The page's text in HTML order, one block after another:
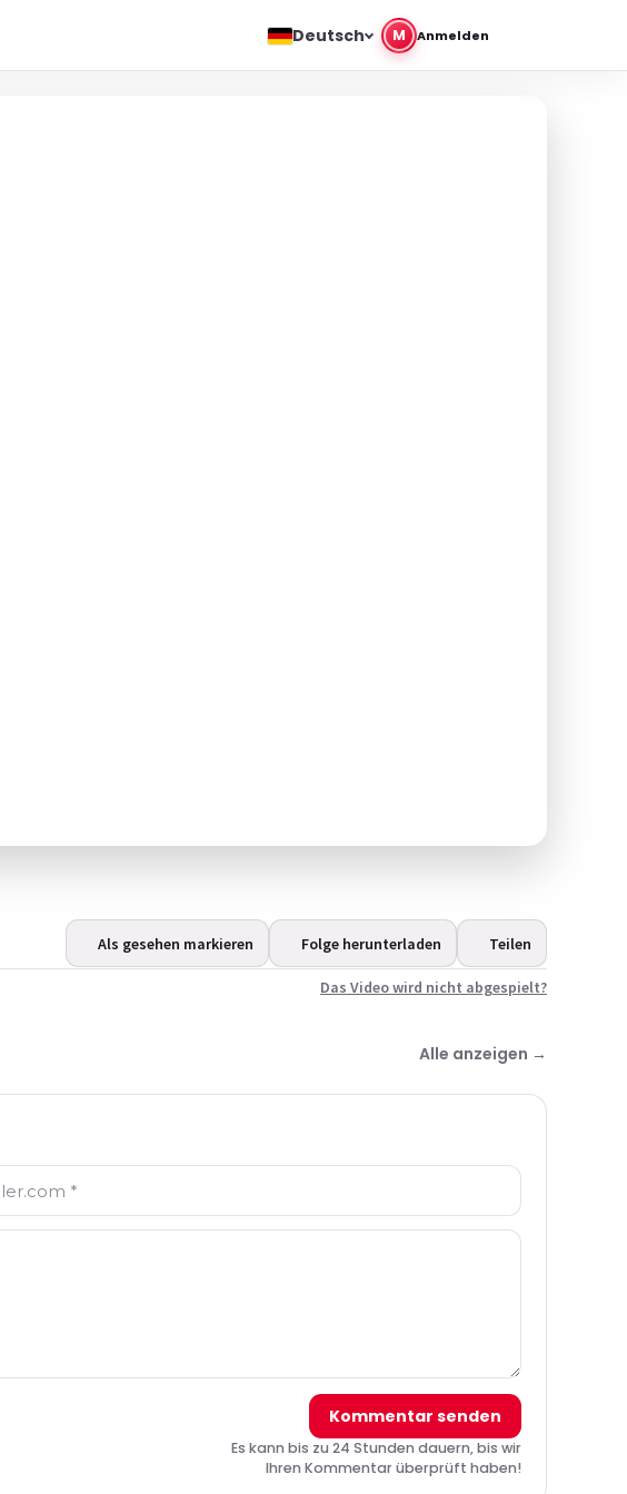
Deutsch M Anmelden
Als gesehen markieren Folge herunterladen Teilen
Das Video wird nicht abgespielt?
Alle anzeigen →
Kommentar senden
Es kann bis zu 24 Stunden dauern, bis wir
Ihren Kommentar überprüft haben!